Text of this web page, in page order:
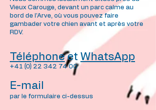
Vieux Carouge, devant un parc calme au
bord de l'Arve, où vous pouvez faire
gambader votre chien avant et après votre
RDV.
Téléphoneet WhatsApp
+41 (0) 22 342 74 00
E-mail
par le formulaire ci-dessus